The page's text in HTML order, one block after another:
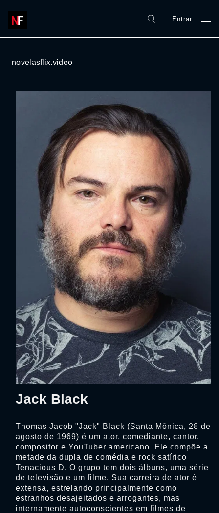
Entrar
novelasflix.video
Jack Black
Thomas Jacob "Jack" Black (Santa Mônica, 28 de
agosto de 1969) é um ator, comediante, cantor,
compositor e YouTuber americano. Ele compõe a
metade da dupla de comédia e rock satírico
Tenacious D. O grupo tem dois álbuns, uma série
de televisão e um filme. Sua carreira de ator é
extensa, estrelando principalmente como
estranhos desajeitados e arrogantes, mas
internamente autoconscientes em filmes de